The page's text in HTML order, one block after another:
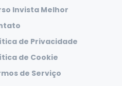
Invista Melhor
de Privacidade
de Cookie
de Serviço